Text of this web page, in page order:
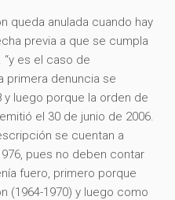
queda anulada cuando hay
previa a que se cumpla
es el caso de
primera denuncia se
luego porque la orden de
el 30 de junio de 2006.
se cuentan a
pues no deben contar
fuero, primero porque
(1964-1970) y luego como